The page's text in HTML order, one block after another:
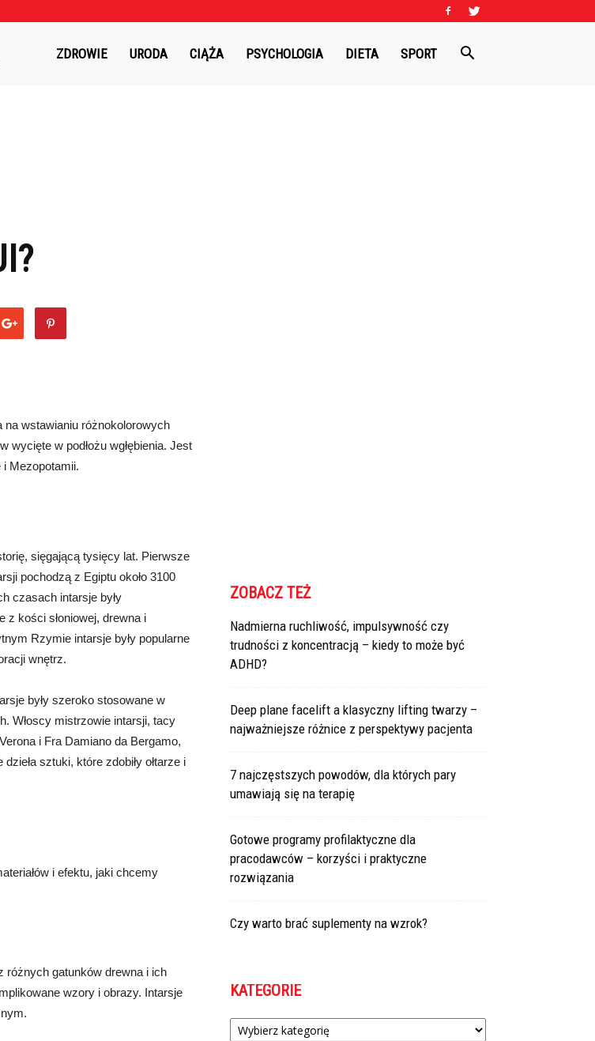
Czasnaterapie.plZDROWIE URODA CIĄŻA PSYCHOLOGIA DIETA SPORT
na wstawianiu różnokolorowych
wycięte w podłożu wgłębienia. Jest
Mezopotamii.
sięgającą tysięcy lat. Pierwsze
pochodzą z Egiptu około 3100
czasach intarsje były
z kości słoniowej, drewna i
Rzymie intarsje były popularne
wnętrz.
były szeroko stosowane w
Włoscy mistrzowie intarsji, tacy
i Fra Damiano da Bergamo,
sztuki, które zdobiły ołtarze i
i efektu, jaki chcemy
różnych gatunków drewna i ich
wzory i obrazy. Intarsje
ZOBACZ TEŻ
Nadmierna ruchliwość, impulsywność czy
trudności z koncentracją – kiedy to może być
ADHD?
Deep plane facelift a klasyczny lifting twarzy –
najważniejsze różnice z perspektywy pacjenta
7 najczęstszych powodów, dla których pary
umawiają się na terapię
Gotowe programy profilaktyczne dla
pracodawców – korzyści i praktyczne
rozwiązania
Czy warto brać suplementy na wzrok?
KATEGORIE
Kategorie